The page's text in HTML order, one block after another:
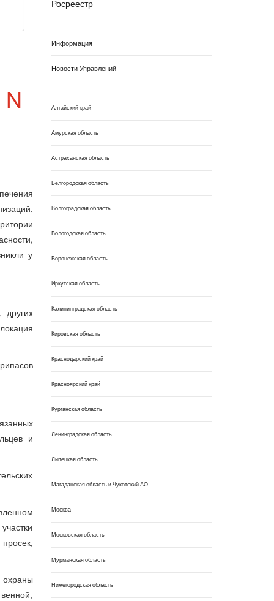
у
других
и
Росреестр
Информация
Новости Управлений
Алтайский край
Амурская область
Астраханская область
Белгородская область
Волгоградская область
Вологодская область
Воронежская область
Иркутская область
Калининградская область
Кировская область
Краснодарский край
Красноярский край
Курганская область
Ленинградская область
Липецкая область
Магаданская область и Чукотский АО
Москва
Московская область
Мурманская область
Нижегородская область